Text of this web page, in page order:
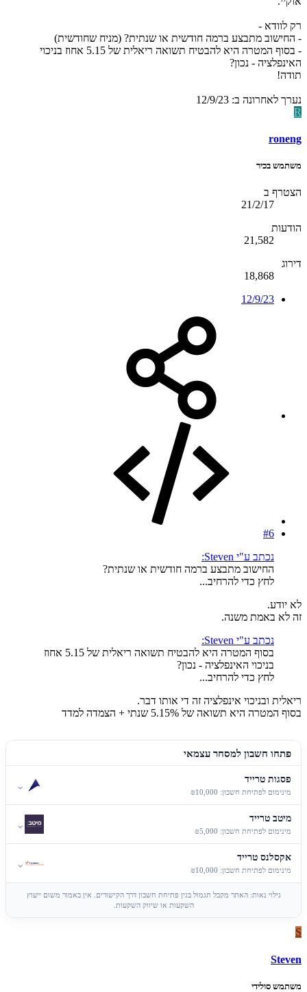
רק לוודא -
- החישוב מתבצע ברמה חודשית או שנתית? (מניח שחודשית)
- בסוף המטרה היא להבטיח תשואה ריאלית של 5.15 אחוז בניכוי
האינפלציה - נכון?
תודה!
נערך לאחרונה ב: 12/9/23
R
roneng
משתמש בכיר
הצטרף ב
21/2/17
הודעות
21,582
דירוג
18,868
12/9/23
#6
נכתב ע"י Steven:
החישוב מתבצע ברמה חודשית או שנתית?
לחץ כדי להרחיב...
לא יודע.
זה לא באמת משנה.
נכתב ע"י Steven:
בסוף המטרה היא להבטיח תשואה ריאלית של 5.15 אחוז
בניכוי האינפלציה - נכון?
לחץ כדי להרחיב...
ריאלית ובניכוי אינפלציה זה די אותו דבר.
בסוף המטרה היא תשואה של 5.15% שנתי + הצמדה למדד
פתחו חשבון למסחר עצמאי
פסגות טרייד
מינימום לפתיחת חשבון: ₪10,000
⌄
מיטב טרייד
מינימום לפתיחת חשבון: ₪5,000
⌄
אקסלנס טרייד
מינימום לפתיחת חשבון: ₪10,000
⌄
גילוי נאות: האתר מקבל תגמול בגין פתיחת חשבון דרך הקישורים. אין באמור משום ייעוץ
השקעות או שיווק השקעות.
S
Steven
משתמש סולידי